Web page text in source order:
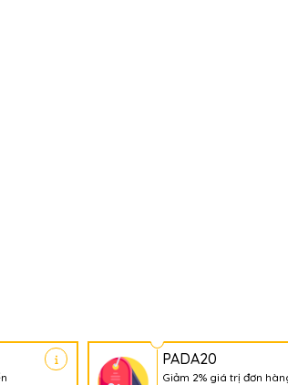
PADA20
Giảm 2% giá trị đơn